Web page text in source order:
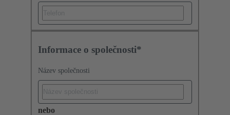
Informace o společnosti*
Název společnosti
nebo